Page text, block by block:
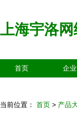
上海宇洛网
首页 企
当前位置： 首页 > 产品